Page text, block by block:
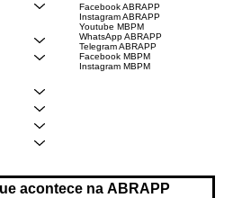
Facebook ABRAPP
Instagram ABRAPP
Youtube MBPM
WhatsApp ABRAPP
Telegram ABRAPP
Facebook MBPM
Instagram MBPM
acontece na ABRAPP